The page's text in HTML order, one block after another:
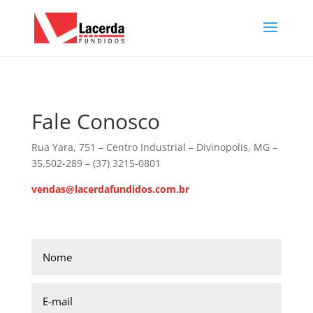
Fale Conosco
Rua Yara, 751 – Centro Industrial – Divinopolis, MG –
35.502-289 – (37) 3215-0801
vendas@lacerdafundidos.com.br